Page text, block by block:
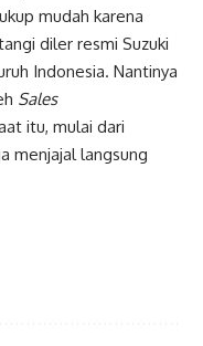
mudah karena
diler resmi Suzuki
Indonesia. Nantinya
Sales
itu, mulai dari
menjajal langsung